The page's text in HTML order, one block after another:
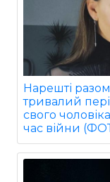
Нарешті
тривалий
свого
час війни